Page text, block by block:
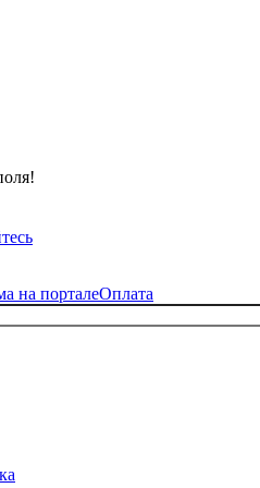
на порталеОплата